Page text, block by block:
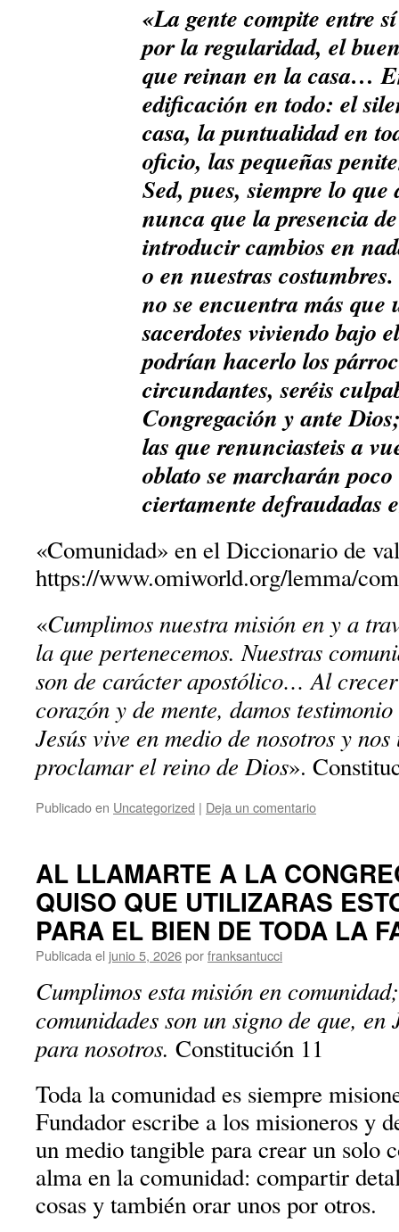
«La gente compite entre
por la regularidad, el
que reinan en la casa…
edificación en todo: el
casa, la puntualidad en
oficio, las pequeñas
Sed, pues, siempre lo que
nunca que la presencia
introducir cambios en
o en nuestras
no se encuentra más que
sacerdotes viviendo bajo
podrían hacerlo los
circundantes, seréis
Congregación y ante
las que renunciasteis a
oblato se marcharán
ciertamente defraudadas
«Comunidad» en el Diccionario de
https://www.omiworld.org/lemma/
«Cumplimos nuestra misión en y a
la que pertenecemos. Nuestras
son de carácter apostólico… Al
corazón y de mente, damos
Jesús vive en medio de nosotros y
proclamar el reino de Dios».
Publicado en Uncategorized | Deja un comentario
AL LLAMARTE A LA
QUISO QUE UTILIZARAS
PARA EL BIEN DE TODA LA
Publicada el junio 5, 2026porfranksantucci
Cumplimos esta misión en
comunidades son un signo de que, en
para nosotros. Constitución 11
Toda la comunidad es siempre
Fundador escribe a los misioneros y
un medio tangible para crear un solo
alma en la comunidad: compartir
cosas y también orar unos por otros.